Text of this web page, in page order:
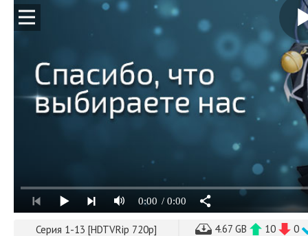
0:00 / 0:00
Серия 1-13 [HDTVRip 720p] 4.67 GB 10 0